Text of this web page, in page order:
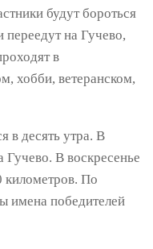
будут бороться
на Гучево,
в
хобби, ветеранском,
в десять утра. В
Гучево. В воскресенье
километров. По
имена победителей